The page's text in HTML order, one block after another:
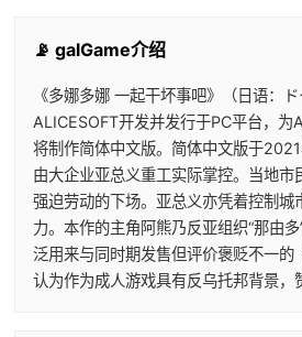
📡 galGame介绍
《多娜多娜 一起干坏事吧》（日语：
ALICESOFT开发并发行于PC平台，
将制作简体中文版。简体中文版于
由大企业亚总义重工实际掌控。当地
强迫劳动的下场。亚总义亦凭着控制城
力。本作的主角阿熊乃反亚组织“那由
泛用来与同时期发售但评价褒贬不一
认为作为成人游戏具有反乌托邦背景